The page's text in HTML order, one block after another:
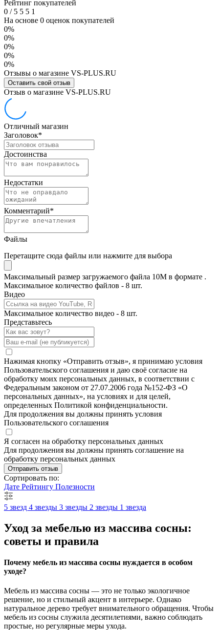
Рейтинг покупателей
0 /5 5 5 1
На основе 0 оценок покупателей
0%
0%
0%
0%
0%
Отзывы о магазине VS-PLUS.RU
Оставить свой отзыв
Отзыв о магазине VS-PLUS.RU
Отличный магазин
Заголовок*
Достоинства
Недостатки
Комментарий*
Файлы
Перетащите сюда файлы или нажмите для выбора
Максимальный размер загружаемого файла 10M в формате .
Максимальное количество файлов - 8 шт.
Видео
Максимальное количество видео - 8 шт.
Представьтесь
Нажимая кнопку «Отправить отзыв», я принимаю условия
Пользовательского соглашения и даю своё согласие на
обработку моих персональных данных, в соответствии с
Федеральным законом от 27.07.2006 года №152-ФЗ «О
персональных данных», на условиях и для целей,
определенных Политикой конфиденциальности.
Для продолжения вы должны принять условия
Пользовательского соглашения
Я согласен на обработку персональных данных
Для продолжения вы должны принять соглашение на
обработку персональных данных
Отправить отзыв
Сортировать по:
Дате Рейтингу Полезности
5 звезд 4 звезды 3 звезды 2 звезды 1 звезда
Уход за мебелью из массива сосны:
советы и правила
Почему мебель из массива сосны нуждается в особом
уходе?
Мебель из массива сосны — это не только экологичное
решение, но и стильный акцент в интерьере. Однако
натуральное дерево требует внимательного обращения. Чтобы
мебель из сосны служила десятилетиями, важно соблюдать
простые, но регулярные меры ухода.